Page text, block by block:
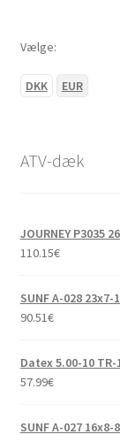
Vælge:
DKK EUR
ATV-dæk
JOURNEY P3035
110.15€
SUNF A-028 23x7-
90.51€
Datex 5.00-10 TR-
57.99€
SUNF A-027 16x8-